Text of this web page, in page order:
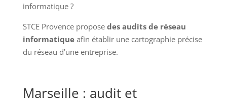
informatique ?
STCE Provence propose des audits de réseau
informatique afin établir une cartographie précise
du réseau d’une entreprise.
Marseille : audit et